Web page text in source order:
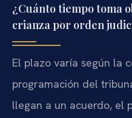
¿Cuánto tiempo toma
crianza por orden
El plazo varía según la
programación del
llegan a un acuerdo, el